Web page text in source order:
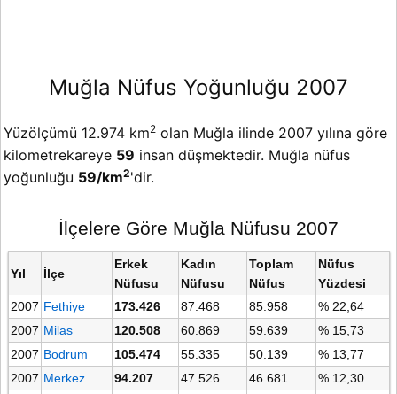
Muğla Nüfus Yoğunluğu 2007
Yüzölçümü 12.974 km2 olan Muğla ilinde 2007 yılına göre
kilometrekareye 59 insan düşmektedir. Muğla nüfus
yoğunluğu 59/km2'dir.
İlçelere Göre Muğla Nüfusu 2007
Yıl İlçe
Erkek
Nüfusu
Kadın
Nüfusu
Toplam
Nüfus
Nüfus
Yüzdesi
2007 Fethiye 173.426 87.468 85.958
% 22,64
2007 Milas 120.508 60.869 59.639
% 15,73
2007 Bodrum 105.474 55.335 50.139
% 13,77
2007 Merkez 94.207 47.526 46.681
% 12,30